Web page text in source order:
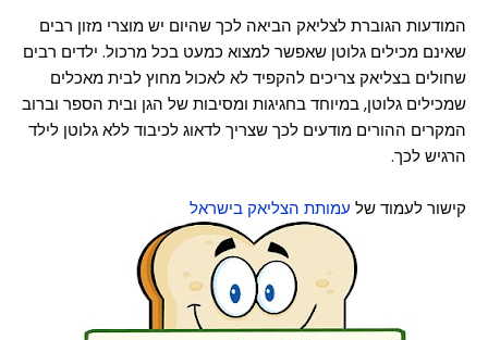
המודעות הגוברת לצליאק הביאה לכך שהיום יש מוצרי מזון רבים
שאינם מכילים גלוטן שאפשר למצוא כמעט בכל מרכול. ילדים רבים
שחולים בצליאק צריכים להקפיד לא לאכול מחוץ לבית מאכלים
שמכילים גלוטן, במיוחד בחגיגות ומסיבות של הגן ובית הספר וברוב
המקרים ההורים מודעים לכך שצריך לדאוג לכיבוד ללא גלוטן לילד
הרגיש לכך.
קישור לעמוד של עמותת הצליאק בישראל